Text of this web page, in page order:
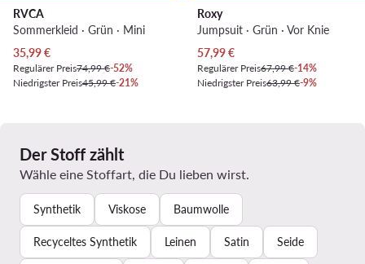
RVCA
Sommerkleid · Grün · Mini
Aktueller Preis
35,99€
Regulärer Preis74,99 €-52%
Niedrigster Preis45,99 €-21%
Roxy
Jumpsuit · Grün · Vor Knie
Aktueller Preis
57,99€
Regulärer Preis67,99 €-14%
Niedrigster Preis63,99 €-9%
Der Stoff zählt
Wähle eine Stoffart, die Du lieben wirst.
Synthetik Viskose Baumwolle
Recyceltes Synthetik Leinen Satin Seide